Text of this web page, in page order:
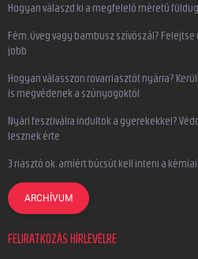
Hogyan válaszd ki a megfelelő méretű
Fém, üveg vagy bambusz szívószál?
jobb
Hogyan válasszon rovarriasztót nyárra?
is megvédenek a szúnyogoktól
Nyári fesztiválra indultok a gyerekekkel?
lesznek érte
3 riasztó ok, amiért búcsút kell inteni a
ARCHÍVUM
FELIRATKOZÁS HÍRLEVÉLRE